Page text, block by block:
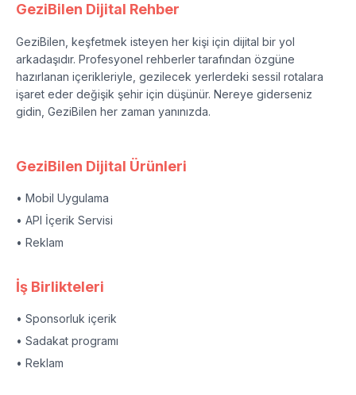
GeziBilen Dijital Rehber
GeziBilen, keşfetmek isteyen her kişi için dijital bir yol
arkadaşıdır. Profesyonel rehberler tarafından özgüne
hazırlanan içerikleriyle, gezilecek yerlerdeki sessil rotalara
işaret eder değişik şehir için düşünür. Nereye giderseniz
gidin, GeziBilen her zaman yanınızda.
GeziBilen Dijital Ürünleri
• Mobil Uygulama
• API İçerik Servisi
• Reklam
İş Birlikteleri
• Sponsorluk içerik
• Sadakat programı
• Reklam